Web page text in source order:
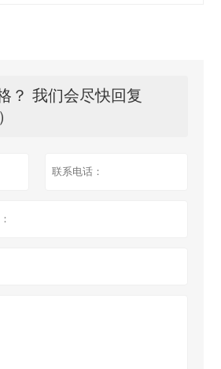
？ 我们会尽快回复